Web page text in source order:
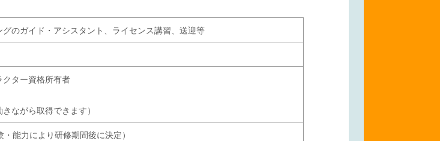
のガイド・アシスタント、ライセンス講習、送迎等
ター資格所有者
ながら取得できます）
能力により研修期間後に決定）